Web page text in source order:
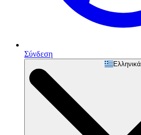
Σύνδεση
Ελληνικά